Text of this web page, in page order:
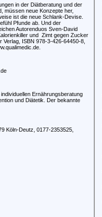
in der Diätberatung und der
müssen neue Konzepte her,
ist die neue Schlank-Devise.
Pfunde ab. Und der
Autorenduos Sven-David
und Zimt gegen Zucker
ISBN 978-3-426-64450-8,
Ernährungsberatung
und Diätetik. Der bekannte
Köln-Deutz, 0177-2353525,